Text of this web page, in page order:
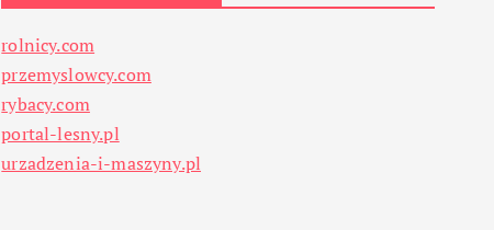
rolnicy.com
przemyslowcy.com
rybacy.com
portal-lesny.pl
urzadzenia-i-maszyny.pl